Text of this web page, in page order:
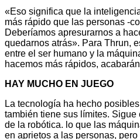
«Eso significa que la
más rápido que las personas -
Deberíamos apresurarnos a
quedarnos atrás». Para Thrun,
entre el ser humano y la
hacemos más rápidos,
HAY MUCHO EN JUEGO
La tecnología ha hecho
también tiene sus límites.
de la robótica. lo que las
en aprietos a las personas,